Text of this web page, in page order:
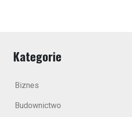
Kategorie
Biznes
Budownictwo